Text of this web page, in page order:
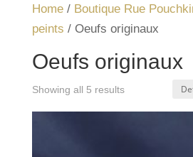
Home / Boutique Rue
peints / Oeufs originaux
Oeufs originaux
Showing all 5 results